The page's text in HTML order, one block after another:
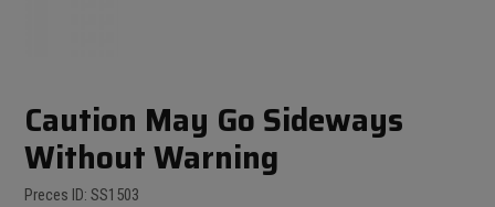
Caution May Go Sideways
Without Warning
Preces ID: SS1503